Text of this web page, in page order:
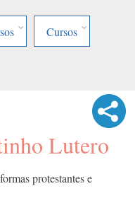
Cursos
Lutero
protestantes e